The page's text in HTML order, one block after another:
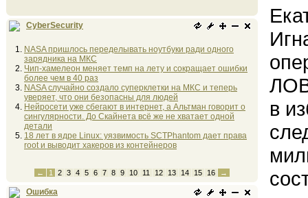
CyberSecurity
NASA пришлось переделывать ноутбуки ради одного
зарядника на МКС
Чип-хамелеон меняет темп на лету и сокращает ошибки
более чем в 40 раз
NASA случайно создало суперклетки на МКС и теперь
уверяет, что они безопасны для людей
Нейросети уже сбегают в интернет, а Альтман говорит о
сингулярности. До Скайнета всё же не хватает одной
детали
18 лет в ядре Linux: уязвимость SCTPhantom дает права
root и выводит хакеров из контейнеров
← 1 2 3 4 5 6 7 8 9 10 11 12 13 14 15 16 →
Ошибка
в